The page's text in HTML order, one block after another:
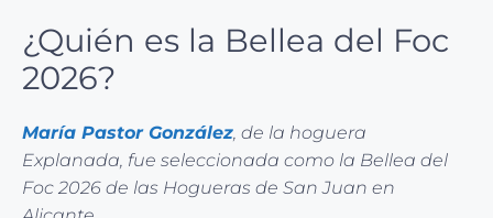
¿Quién es la Bellea del Foc
2026?
María Pastor González, de la hoguera
Explanada, fue seleccionada como la Bellea del
Foc 2026 de las Hogueras de San Juan en